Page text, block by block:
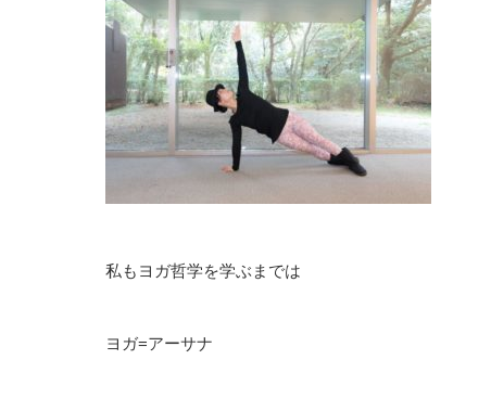
私もヨガ哲学を学ぶまでは
ヨガ=アーサナ